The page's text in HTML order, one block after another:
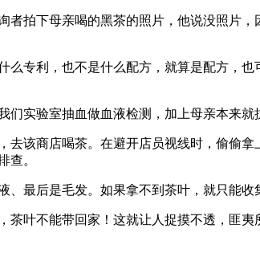
拍下母亲喝的黑茶的照片，他说没照片
专利，也不是什么配方，就算是配方，
实验室抽血做血液检测，加上母亲本来
去该商店喝茶。在避开店员视线时，偷偷
查。
最后是毛发。如果拿不到茶叶，就只能
叶不能带回家！这就让人捉摸不透，匪夷